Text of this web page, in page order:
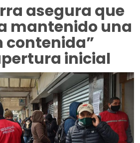
asegura que
mantenido una
contenida”
inicial